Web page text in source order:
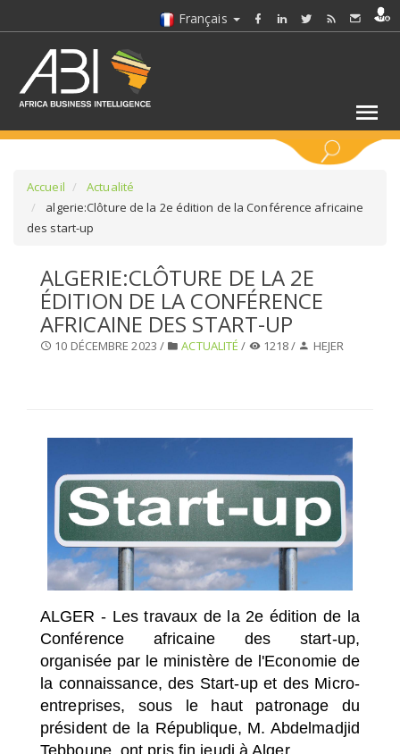
Français
SÉLECTIONNEZ UN DOSSIER
SELECTIONNEZ UNE SECTION
Accueil
Actualité
algerie:Clôture de la 2e édition de la Conférence africaine
des start-up
ALGERIE:CLÔTURE DE LA 2E
ÉDITION DE LA CONFÉRENCE
AFRICAINE DES START-UP
10 DÉCEMBRE 2023 / ACTUALITÉ / 1218 / HEJER
ALGER - Les travaux de la 2e édition de la
Conférence africaine des start-up,
organisée par le ministère de l'Economie de
la connaissance, des Start-up et des Micro-
entreprises, sous le haut patronage du
président de la République, M. Abdelmadjid
Tebboune, ont pris fin jeudi à Alger.